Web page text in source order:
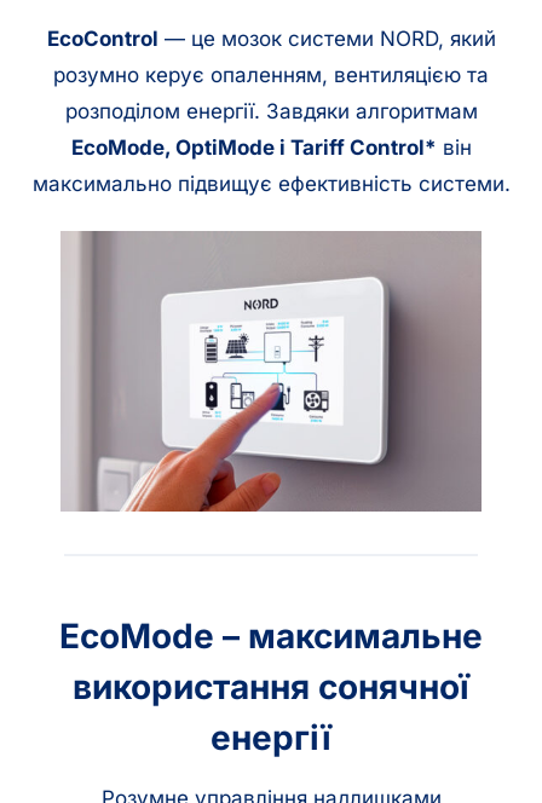
EcoControl — це мозок системи NORD, який
розумно керує опаленням, вентиляцією та
розподілом енергії. Завдяки алгоритмам
EcoMode, OptiMode і Tariff Control* він
максимально підвищує ефективність системи.
EcoMode – максимальне
використання сонячної
енергії